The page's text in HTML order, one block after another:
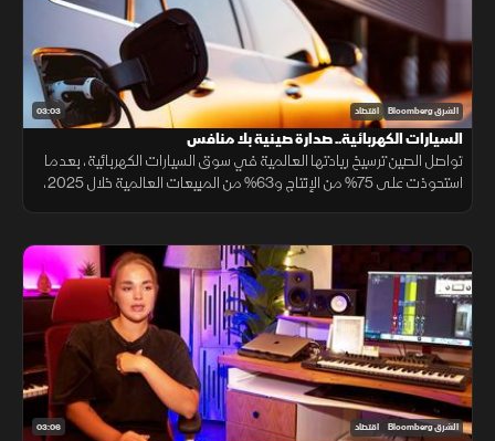
03:03 الشرق Bloomberg اقتصاد
السيارات الكهربائية.. صدارة صينية بلا منافس
تواصل الصين ترسيخ ريادتها العالمية في سوق السيارات الكهربائية، بعدما
استحوذت على 75% من الإنتاج و63% من المبيعات العالمية خلال 2025،
03:06 الشرق Bloomberg اقتصاد